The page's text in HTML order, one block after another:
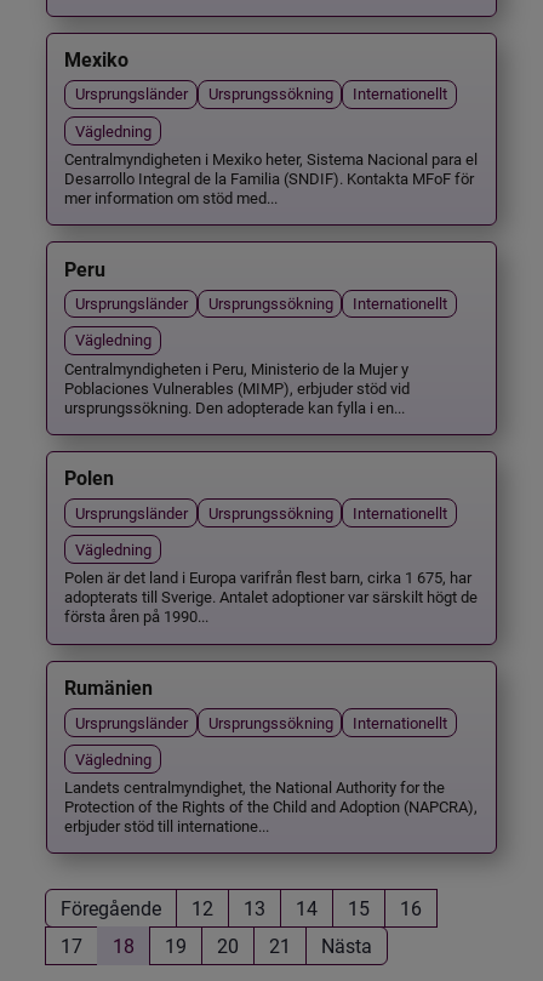
Mexiko
Ursprungsländer Ursprungssökning
Internationellt
Vägledning
Centralmyndigheten i Mexiko heter, Sistema Nacional para el
Desarrollo Integral de la Familia (SNDIF). Kontakta MFoF för
mer information om stöd med...
Peru
Ursprungsländer Ursprungssökning
Internationellt
Vägledning
Centralmyndigheten i Peru, Ministerio de la Mujer y
Poblaciones Vulnerables (MIMP), erbjuder stöd vid
ursprungssökning. Den adopterade kan fylla i en...
Polen
Ursprungsländer Ursprungssökning
Internationellt
Vägledning
Polen är det land i Europa varifrån flest barn, cirka 1 675, har
adopterats till Sverige. Antalet adoptioner var särskilt högt de
första åren på 1990...
Rumänien
Ursprungsländer Ursprungssökning
Internationellt
Vägledning
Landets centralmyndighet, the National Authority for the
Protection of the Rights of the Child and Adoption (NAPCRA),
erbjuder stöd till internatione...
Föregående 12 13 14 15
16
17
18 19 20 21 Nästa